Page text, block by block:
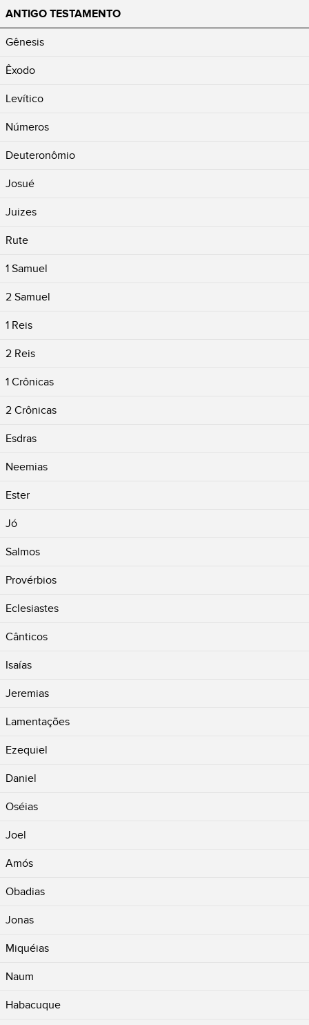
ANTIGO TESTAMENTO
Gênesis
Êxodo
Levítico
Números
Deuteronômio
Josué
Juizes
Rute
1 Samuel
2 Samuel
1 Reis
2 Reis
1 Crônicas
2 Crônicas
Esdras
Neemias
Ester
Jó
Salmos
Provérbios
Eclesiastes
Cânticos
Isaías
Jeremias
Lamentações
Ezequiel
Daniel
Oséias
Joel
Amós
Obadias
Jonas
Miquéias
Naum
Habacuque